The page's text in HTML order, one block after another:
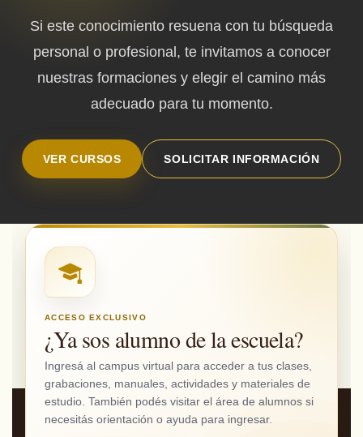
Si este conocimiento resuena con tu búsqueda
personal o profesional, te invitamos a conocer
nuestras formaciones y elegir el camino más
adecuado para tu momento.
VER CURSOS SOLICITAR INFORMACIÓN
ACCESO EXCLUSIVO
¿Ya sos alumno de la escuela?
Ingresá al campus virtual para acceder a tus clases,
grabaciones, manuales, actividades y materiales de
estudio. También podés visitar el área de alumnos si
necesitás orientación o ayuda para ingresar.